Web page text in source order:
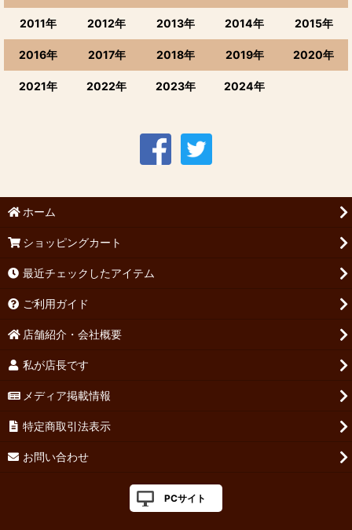
2011年 2012年 2013年 2014年 2015年
2016年 2017年 2018年 2019年 2020年
2021年 2022年 2023年 2024年
ホーム
ショッピングカート
最近チェックしたアイテム
ご利用ガイド
店舗紹介・会社概要
私が店長です
メディア掲載情報
特定商取引法表示
お問い合わせ
PCサイト